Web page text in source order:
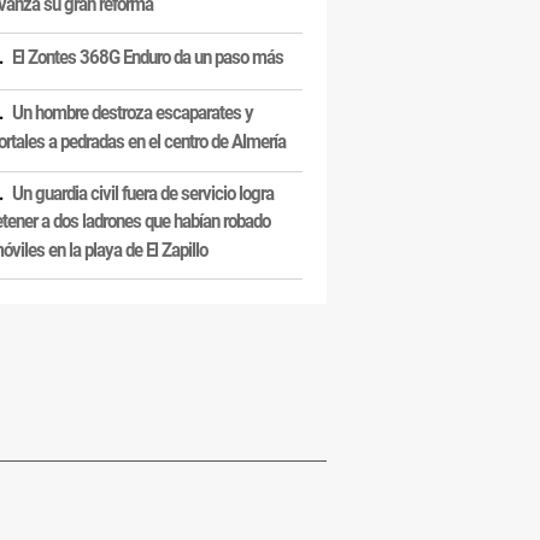
El Zontes 368G Enduro da un paso más
Un hombre destroza escaparates y
a pedradas en el centro de Almería
Un guardia civil fuera de servicio logra
a dos ladrones que habían robado
en la playa de El Zapillo